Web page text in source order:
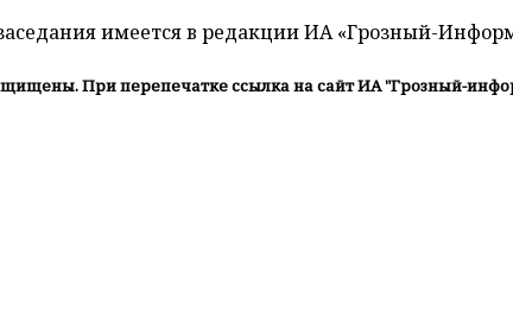
имеется в редакции ИА «Грозный-
При перепечатке ссылка на сайт ИА "Грозный-